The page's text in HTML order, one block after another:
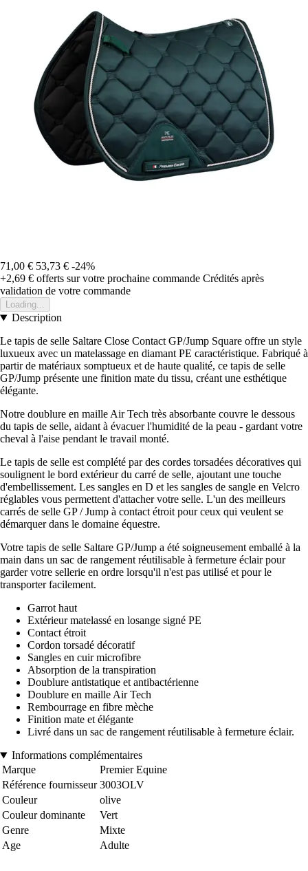
71,00 € 53,73 € -24%
+2,69 € offerts sur votre prochaine commande Crédités après
validation de votre commande
Loading...
Description
Le tapis de selle Saltare Close Contact GP/Jump Square offre un style
luxueux avec un matelassage en diamant PE caractéristique. Fabriqué à
partir de matériaux somptueux et de haute qualité, ce tapis de selle
GP/Jump présente une finition mate du tissu, créant une esthétique
élégante.
Notre doublure en maille Air Tech très absorbante couvre le dessous
du tapis de selle, aidant à évacuer l'humidité de la peau - gardant votre
cheval à l'aise pendant le travail monté.
Le tapis de selle est complété par des cordes torsadées décoratives qui
soulignent le bord extérieur du carré de selle, ajoutant une touche
d'embellissement. Les sangles en D et les sangles de sangle en Velcro
réglables vous permettent d'attacher votre selle. L'un des meilleurs
carrés de selle GP / Jump à contact étroit pour ceux qui veulent se
démarquer dans le domaine équestre.
Votre tapis de selle Saltare GP/Jump a été soigneusement emballé à la
main dans un sac de rangement réutilisable à fermeture éclair pour
garder votre sellerie en ordre lorsqu'il n'est pas utilisé et pour le
transporter facilement.
Garrot haut
Extérieur matelassé en losange signé PE
Contact étroit
Cordon torsadé décoratif
Sangles en cuir microfibre
Absorption de la transpiration
Doublure antistatique et antibactérienne
Doublure en maille Air Tech
Rembourrage en fibre mèche
Finition mate et élégante
Livré dans un sac de rangement réutilisable à fermeture éclair.
Informations complémentaires
Marque
Premier Equine
Référence fournisseur 3003OLV
Couleur
olive
Couleur dominante
Vert
Genre
Mixte
Age
Adulte